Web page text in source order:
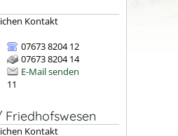
07673 8204 12
07673 8204 14
E-Mail senden
11